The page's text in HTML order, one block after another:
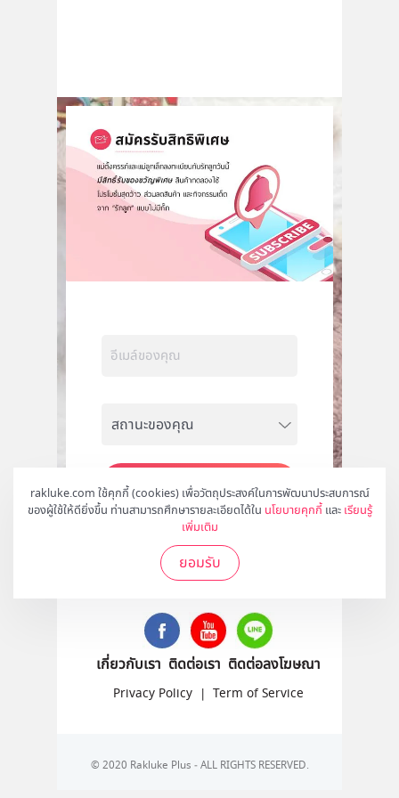
rakluke.com ใช้คุกกี้ (cookies) เพื่อวัตถุประสงค์ในการพัฒนาประสบการณ์
ของผู้ใช้ให้ดียิ่งขึ้น ท่านสามารถศึกษารายละเอียดได้ใน นโยบายคุกกี้ และ เรียนรู้
เพิ่มเติม
ยอมรับ
สมัคร
ติดตามเราได้ที่
เกี่ยวกับเรา ติดต่อเรา ติดต่อลงโฆษณา
Privacy Policy | Term of Service
© 2020 Rakluke Plus - ALL RIGHTS RESERVED.